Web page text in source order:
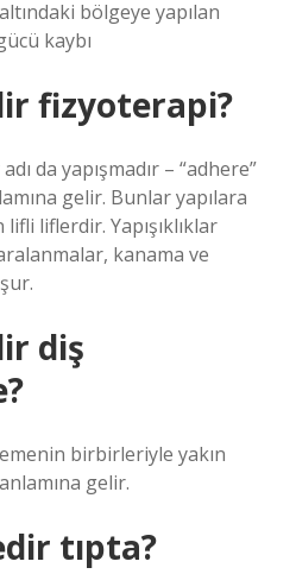
bölgeye yapılan
kaybı
fizyoterapi?
da yapışmadır – “adhere”
gelir. Bunlar yapılara
liflerdir. Yapışıklıklar
kanama ve
diş
birbirleriyle yakın
gelir.
tıpta?